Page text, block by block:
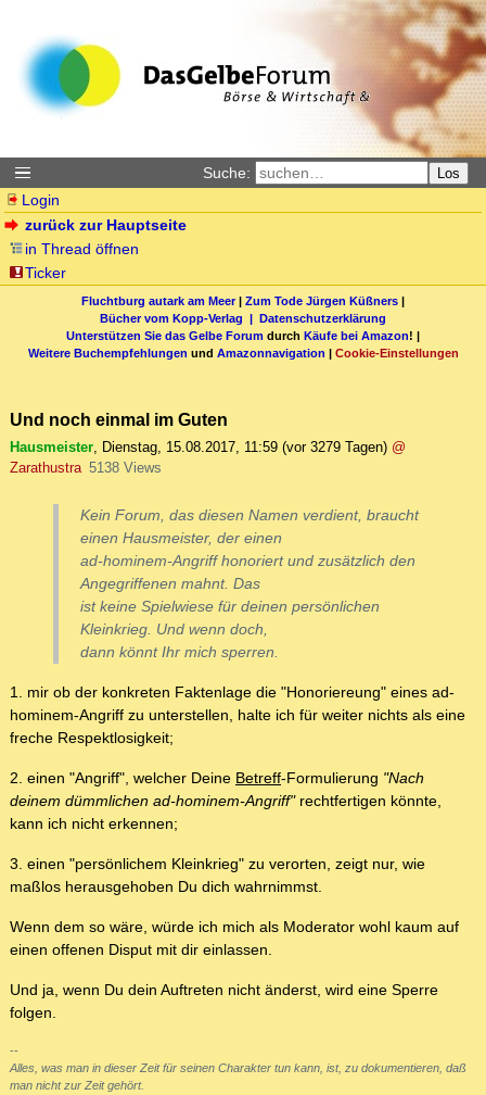
Suche: Los
Login
zurück zur Hauptseite
in Thread öffnen
Ticker
Fluchtburg autark am Meer| Zum Tode Jürgen Küßners |
Bücher vom Kopp-Verlag | Datenschutzerklärung
Unterstützen Sie das Gelbe Forum durch Käufe bei Amazon! |
Weitere Buchempfehlungen und Amazonnavigation | Cookie-Einstellungen
Und noch einmal im Guten
Hausmeister, Dienstag, 15.08.2017, 11:59 (vor 3279 Tagen) @
Zarathustra 5138 Views
Kein Forum, das diesen Namen verdient, braucht
einen Hausmeister, der einen
ad-hominem-Angriff honoriert und zusätzlich den
Angegriffenen mahnt. Das
ist keine Spielwiese für deinen persönlichen
Kleinkrieg. Und wenn doch,
dann könnt Ihr mich sperren.
1. mir ob der konkreten Faktenlage die "Honoriereung" eines ad-
hominem-Angriff zu unterstellen, halte ich für weiter nichts als eine
freche Respektlosigkeit;
2. einen "Angriff", welcher Deine Betreff-Formulierung "Nach
deinem dümmlichen ad-hominem-Angriff" rechtfertigen könnte,
kann ich nicht erkennen;
3. einen "persönlichem Kleinkrieg" zu verorten, zeigt nur, wie
maßlos herausgehoben Du dich wahrnimmst.
Wenn dem so wäre, würde ich mich als Moderator wohl kaum auf
einen offenen Disput mit dir einlassen.
Und ja, wenn Du dein Auftreten nicht änderst, wird eine Sperre
folgen.
--
Alles, was man in dieser Zeit für seinen Charakter tun kann, ist, zu dokumentieren, daß
man nicht zur Zeit gehört.